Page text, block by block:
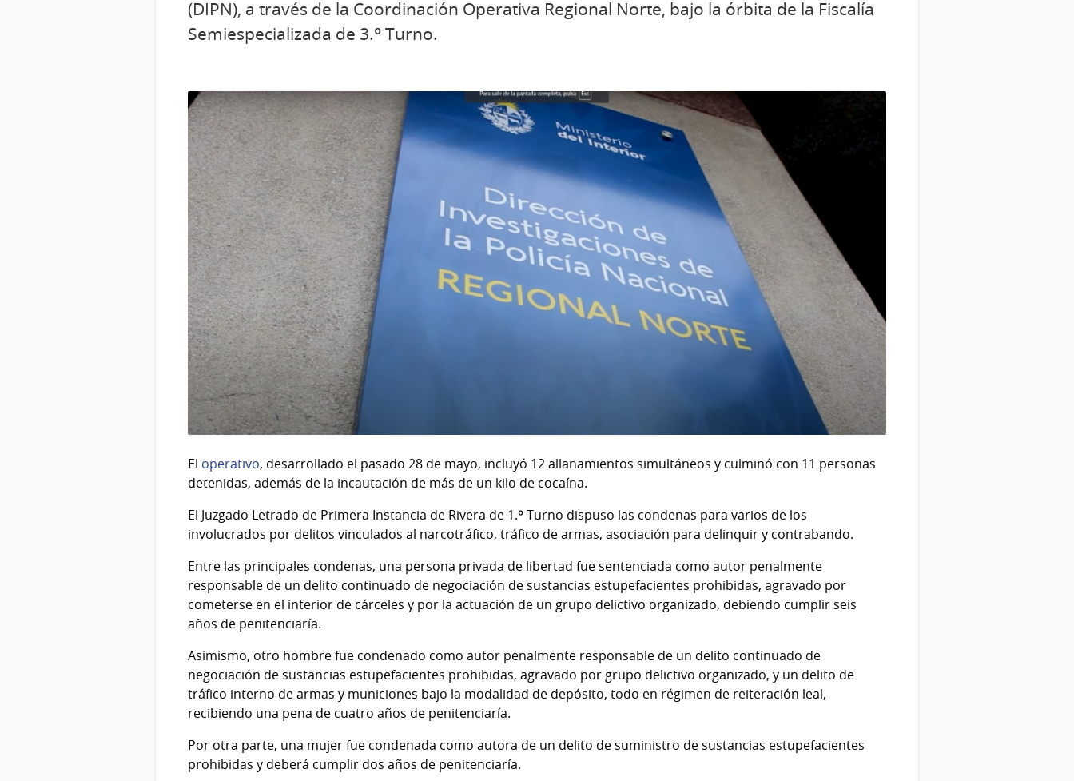
(DIPN), a través de la Coordinación Operativa Regional Norte, bajo la órbita de la Fiscalía
Semiespecializada de 3.º Turno.
El operativo, desarrollado el pasado 28 de mayo, incluyó 12 allanamientos simultáneos y culminó con 11 personas
detenidas, además de la incautación de más de un kilo de cocaína.
El Juzgado Letrado de Primera Instancia de Rivera de 1.º Turno dispuso las condenas para varios de los
involucrados por delitos vinculados al narcotráfico, tráfico de armas, asociación para delinquir y contrabando.
Entre las principales condenas, una persona privada de libertad fue sentenciada como autor penalmente
responsable de un delito continuado de negociación de sustancias estupefacientes prohibidas, agravado por
cometerse en el interior de cárceles y por la actuación de un grupo delictivo organizado, debiendo cumplir seis
años de penitenciaría.
Asimismo, otro hombre fue condenado como autor penalmente responsable de un delito continuado de
negociación de sustancias estupefacientes prohibidas, agravado por grupo delictivo organizado, y un delito de
tráfico interno de armas y municiones bajo la modalidad de depósito, todo en régimen de reiteración leal,
recibiendo una pena de cuatro años de penitenciaría.
Por otra parte, una mujer fue condenada como autora de un delito de suministro de sustancias estupefacientes
prohibidas y deberá cumplir dos años de penitenciaría.